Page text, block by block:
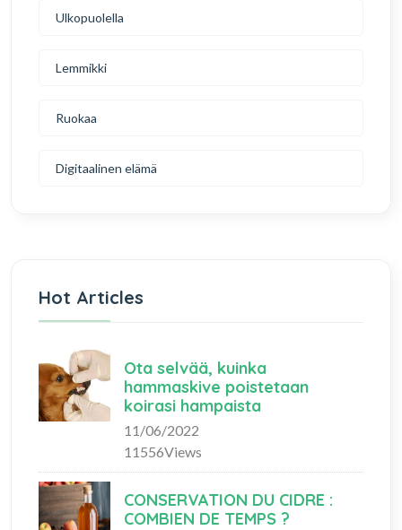
Ulkopuolella
Lemmikki
Ruokaa
Digitaalinen elämä
Hot Articles
Ota selvää, kuinka
hammaskive poistetaan
koirasi hampaista
11/06/2022
11556Views
CONSERVATION DU CIDRE :
COMBIEN DE TEMPS ?